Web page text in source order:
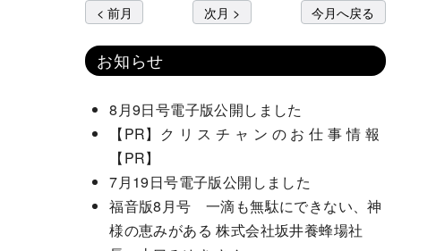
< 前月 次月 > 今月へ戻る
お知らせ
8月9日号電子版公開しました
【PR】ク リ ス チ ャ ン の お 仕 事 情 報
【PR】
7月19日号電子版公開しました
福音版8月号 一滴も無駄にできない、神
様の恵みがある 株式会社坂井養蜂場社